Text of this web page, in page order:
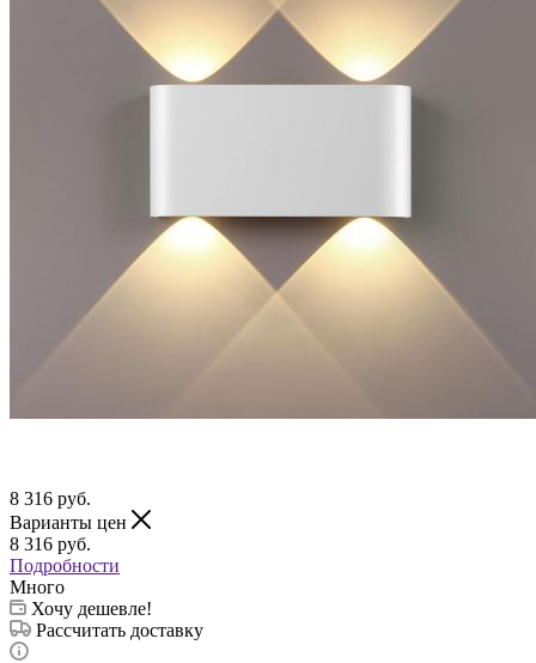
8 316 руб.
Варианты цен
8 316 руб.
Подробности
Много
Хочу дешевле!
Рассчитать доставку